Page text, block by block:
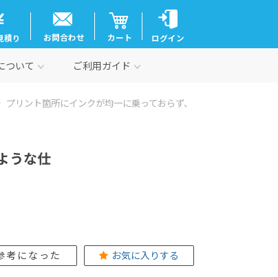
積り お問合わせ カート ログイン
ついて ご利用ガイド
プリント箇所にインクが均一に乗っておらず、
うな仕
考になった お気に入りする